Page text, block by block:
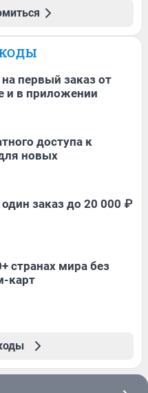
первый заказ от
и в приложении
доступа к
новых
заказ до 20 000 ₽
странах мира без
карт